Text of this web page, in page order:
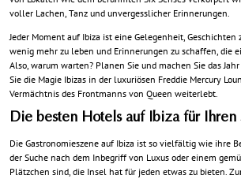
voller Lachen, Tanz und unvergesslicher Erinnerungen.
Jeder Moment auf Ibiza ist eine Gelegenheit, Geschichten
wenig mehr zu leben und Erinnerungen zu schaffen, die
Also, warum warten? Planen Sie und machen Sie das
Sie die Magie Ibizas in der luxuriösen Freddie Mercury
Vermächtnis des Frontmanns von Queen weiterlebt.
Die besten Hotels auf Ibiza für Ihren
Die Gastronomieszene auf Ibiza ist so vielfältig wie ihre
der Suche nach dem Inbegriff von Luxus oder einem
Plätzchen sind, die Insel hat für jeden etwas zu bieten.